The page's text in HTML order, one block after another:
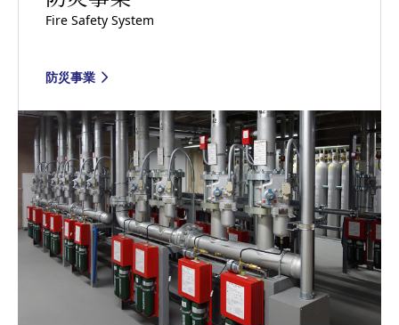
Fire Safety System
防災事業